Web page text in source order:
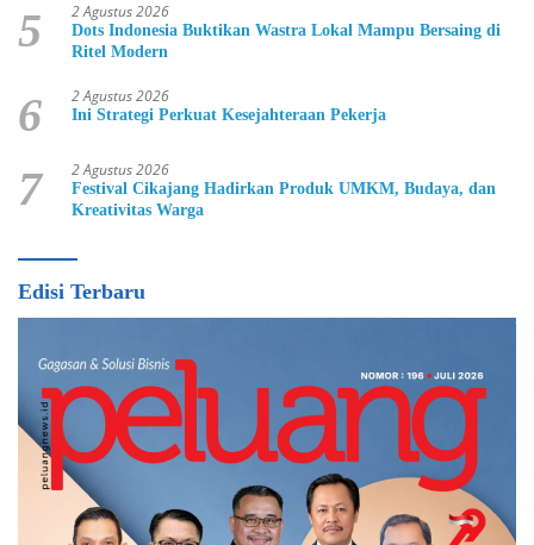
5 2 Agustus 2026
Dots Indonesia Buktikan Wastra Lokal Mampu Bersaing di
Ritel Modern
6 2 Agustus 2026
Ini Strategi Perkuat Kesejahteraan Pekerja
7 2 Agustus 2026
Festival Cikajang Hadirkan Produk UMKM, Budaya, dan
Kreativitas Warga
Edisi Terbaru